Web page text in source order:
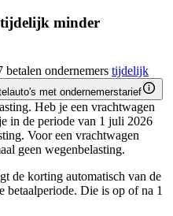
minder
ondernemers tijdelijk
met ondernemerstarief
Heb je een vrachtwagen
in de periode van 1 juli 2026
Voor een vrachtwagen
geen wegenbelasting.
de korting automatisch van de
betaalperiode. Die is op of na 1